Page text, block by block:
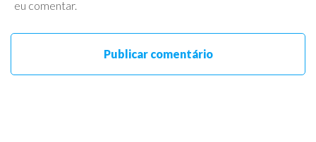
eu comentar.